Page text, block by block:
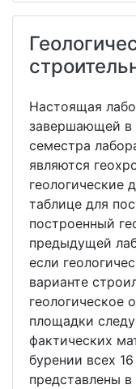
Настоящая
завершающей в
семестра
являются
геологические
таблице для
построенный
предыдущей
если
варианте
геологическое
площадки
фактических
бурении всех
представлены